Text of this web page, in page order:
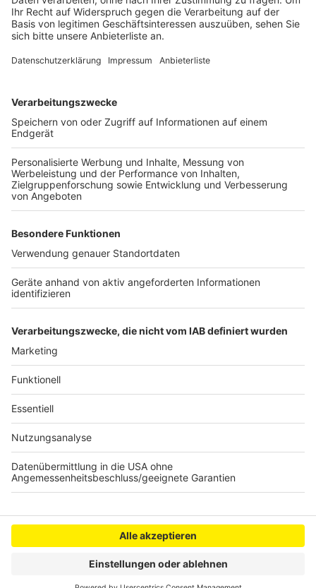
Chance, den Strukturwandel aktiv mitzugestalten.
Zusätzlich sollen Investoren durch eine
Landesbürgschaft von bis zu 200 Millionen Euro auf
die Region aufmerksam gemacht werden. Elsdorf
Zukunft der Stadt zu sichern.
Anzeige
Weitere Themen von Rhein und Erft
Anzeige
Windrad bei Kerpen-Buir brannte
Mahnwache und Schweigemarsch in Hürth
Sticker-Chaos von FC-Fans in Oberaußem
Anzeige
Anzeige